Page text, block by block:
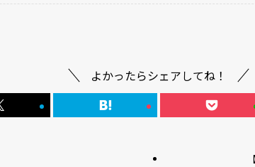
よかったらシェアしてね！